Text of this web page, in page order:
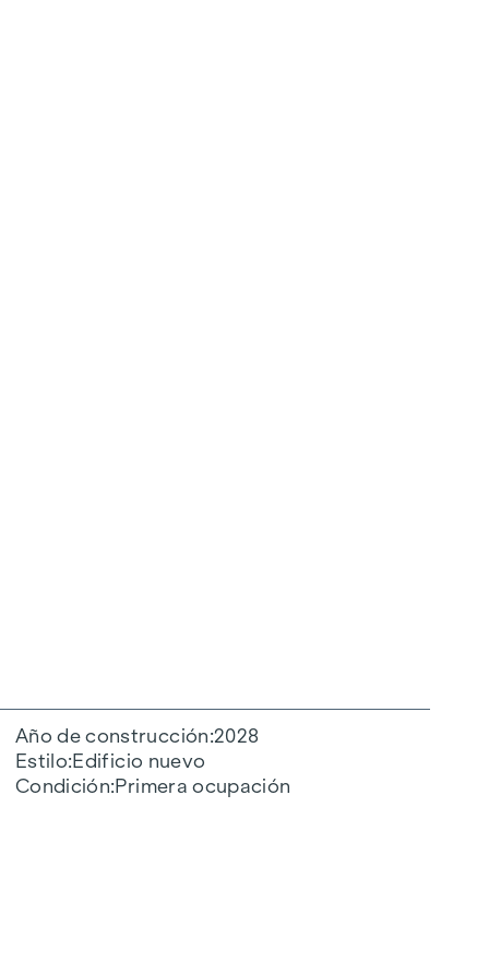
Año de construcción 2028
Estilo Edificio nuevo
Condición Primera ocupación